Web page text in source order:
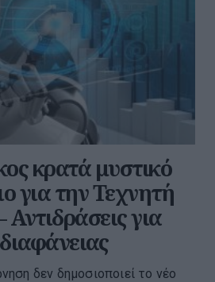
κρατά μυστικό
για την Τεχνητή
για
δεν δημοσιοποιεί το νέο